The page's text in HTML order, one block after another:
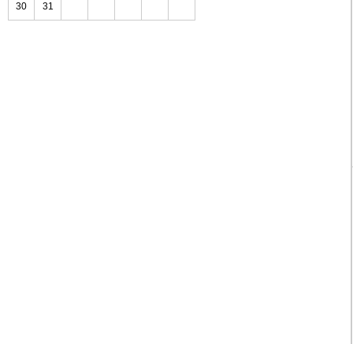
30 31